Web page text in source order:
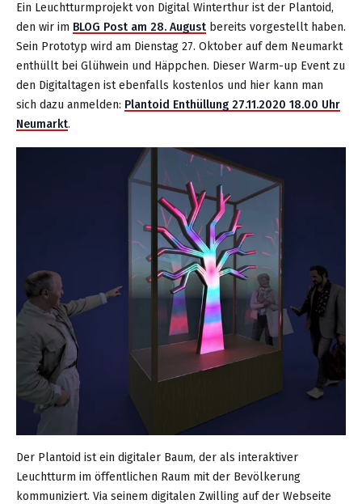
Ein Leuchtturmprojekt von Digital Winterthur ist der Plantoid,
den wir im BLOG Post am 28. August bereits vorgestellt haben.
Sein Prototyp wird am Dienstag 27. Oktober auf dem Neumarkt
enthüllt bei Glühwein und Häppchen. Dieser Warm-up Event zu
den Digitaltagen ist ebenfalls kostenlos und hier kann man
sich dazu anmelden: Plantoid Enthüllung 27.11.2020 18.00 Uhr
Neumarkt.
Der Plantoid ist ein digitaler Baum, der als interaktiver
Leuchtturm im öffentlichen Raum mit der Bevölkerung
kommuniziert. Via seinem digitalen Zwilling auf der Webseite